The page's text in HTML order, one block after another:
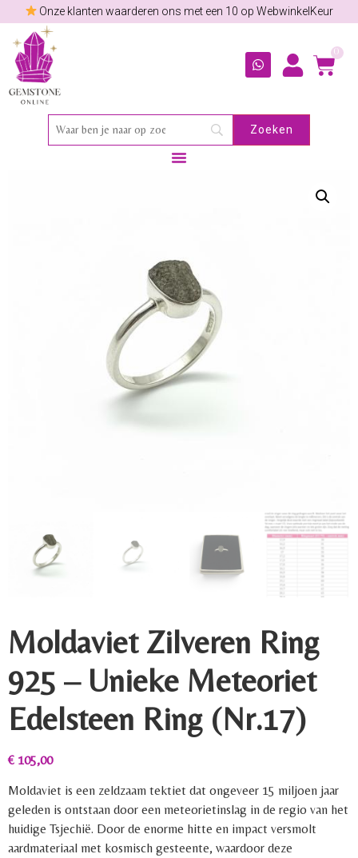
Onze klanten waarderen ons met een 10 op WebwinkelKeur
0
Moldaviet Zilveren Ring
925 – Unieke Meteoriet
Edelsteen Ring (Nr.17)
€ 105,00
Moldaviet is een zeldzaam tektiet dat ongeveer 15 miljoen jaar
geleden is ontstaan door een meteorietinslag in de regio van het
huidige Tsjechië. Door de enorme hitte en impact versmolt
aardmateriaal met kosmisch gesteente, waardoor deze